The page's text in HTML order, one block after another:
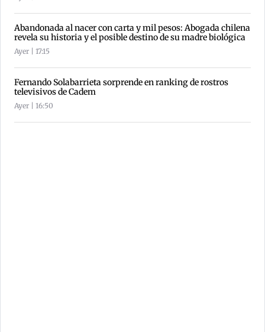
Abandonada al nacer con carta y mil pesos: Abogada chilena
revela su historia y el posible destino de su madre biológica
Ayer | 17:15
Fernando Solabarrieta sorprende en ranking de rostros
televisivos de Cadem
Ayer | 16:50